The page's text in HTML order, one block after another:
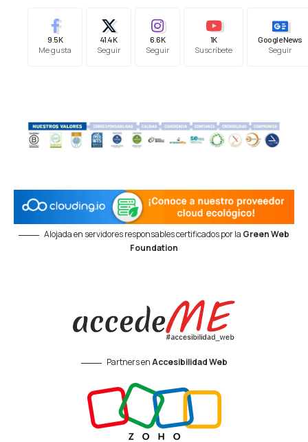
9.5K
Me gusta
41.4K
Seguir
6.6K
Seguir
1K
Suscríbete
Google News
Seguir
Alojada en servidores responsables certificados por la Green Web
Foundation
Partners enAccesibilidad Web